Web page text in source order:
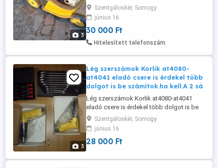
3
ár;30 ezer ft.
Szentgáloskér, Somogy
június 16
30 000 Ft
Hitelesített telefonszám
3
Lég szerszámok Korlik at4080-
at4041 eladó csere is érdekel több
dolgot is be számítok.ha kell.A 2 sá
Lég szerszámok Korlik at4080-at4041
eladó csere is érdekel több dolgot is be
számítok.ha kell.A 2 sárga 36-38-ezer volt
darabja,a .én 28-ezer ft/db adom.
Szentgáloskér, Somogy
június 16
28 000 Ft